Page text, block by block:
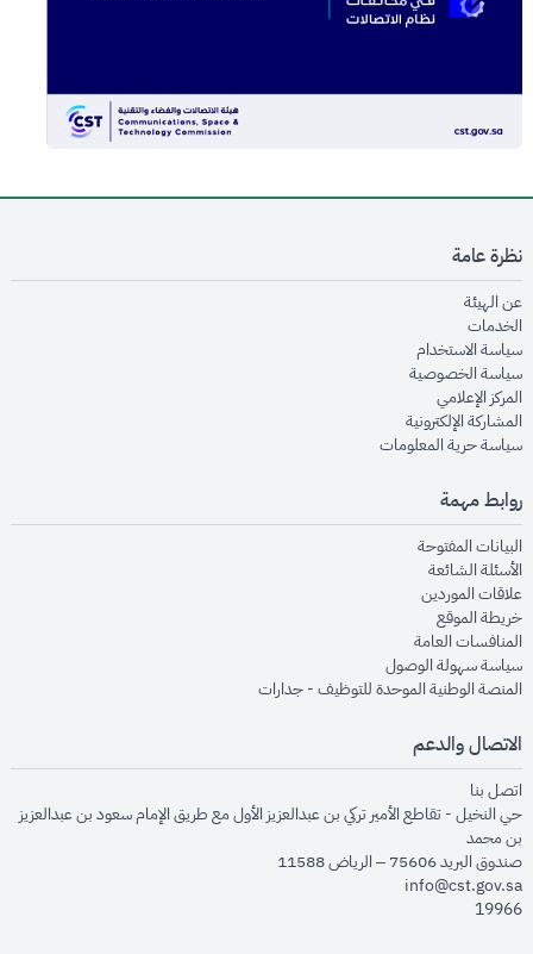
نظرة عامة
عن الهيئةopens in new window
الخدماتopens in new window
سياسة الاستخدام
سياسة الخصوصيةopens in new window
المركز الإعلاميopens in new window
المشاركة الإلكترونيةopens in new window
سياسة حرية المعلوماتopens in new window
روابط مهمة
البيانات المفتوحةopens in new window
الأسئلة الشائعةopens in new window
علاقات الموردينopens in new window
خريطة الموقعopens in new window
المنافسات العامةopens in new window
سياسة سهولة الوصولopens in new window
المنصة الوطنية الموحدة للتوظيف - جداراتopens in new window
الاتصال والدعم
اتصل بنا
حي النخيل - تقاطع الأمير تركي بن عبدالعزيز الأول مع طريق الإمام سعود بن عبدالعزيز
بن محمد
صندوق البريد 75606 – الرياض 11588
info@cst.gov.sa
19966